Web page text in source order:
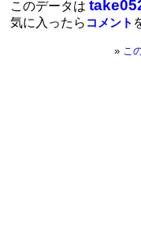
このデータは
気に入ったら コメント
» こ